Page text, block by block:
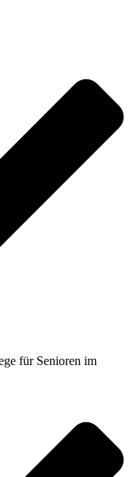
für Senioren im